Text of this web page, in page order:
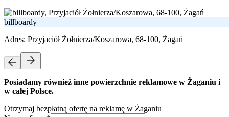
billboardy
Adres: Przyjaciół Żołnierza/Koszarowa, 68-100, Żagań
Posiadamy również inne powierzchnie reklamowe w Żaganiu i
w całej Polsce.
Otrzymaj bezpłatną ofertę na reklamę w Żaganiu